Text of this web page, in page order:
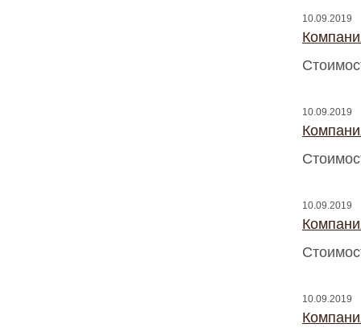
10.09.2019
10.09.2019
10.09.2019
10.09.2019